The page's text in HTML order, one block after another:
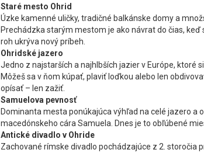
Staré mesto Ohrid
Úzke kamenné uličky, tradičné balkánske domy a
Prechádzka starým mestom je ako návrat do čias,
roh ukrýva nový príbeh.
Ohridské jazero
Jedno z najstarších a najhlbších jazier v Európe, ktoré
Môžeš sa v ňom kúpať, plaviť loďkou alebo len
opísať – len zažiť.
Samuelova pevnosť
Dominanta mesta ponúkajúca výhľad na celé jazero a
macedónskeho cára Samuela. Dnes je to obľúbené
Antické divadlo v Ohride
Zachované rímske divadlo pochádzajúce z 2. storočia